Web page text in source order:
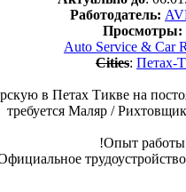
Работодатель:
Просмотры:
Auto Service & Car
Cities: Петах-
в Петах Тикве на
требуется Маляр /
Опыт работы